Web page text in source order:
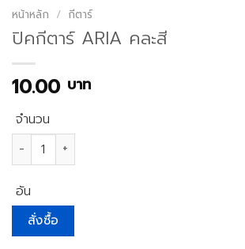
หน้าหลัก / กีตาร์
ปิคกีตาร์ ARIA คละสี
10.00 บาท
จำนวน
จำนวน ปิคกีตาร์ ARIA คละสี ชิ้น
อัน
สั่งซื้อ